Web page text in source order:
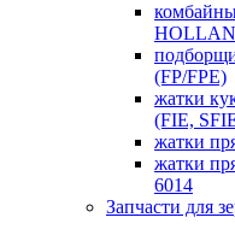
(FP/FPE)
жатки
(FIE,
жатки
жатки
6014
Запчасти для